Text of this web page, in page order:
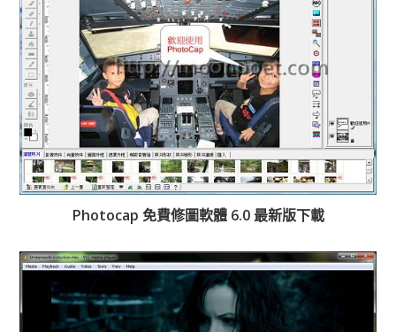
Photocap 免費修圖軟體 6.0 最新版下載